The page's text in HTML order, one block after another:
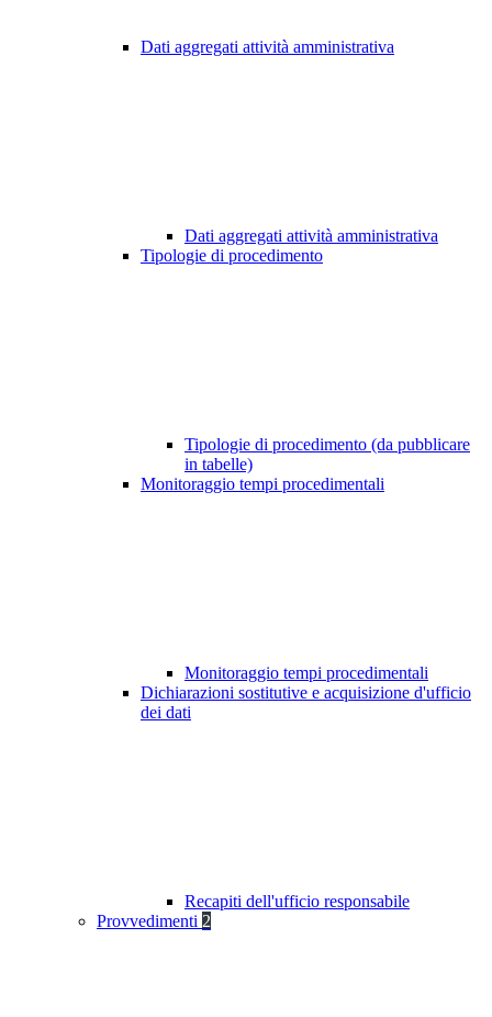
Dati aggregati attività amministrativa
Dati aggregati attività amministrativa
Tipologie di procedimento
Tipologie di procedimento (da pubblicare
in tabelle)
Monitoraggio tempi procedimentali
Monitoraggio tempi procedimentali
Dichiarazioni sostitutive e acquisizione d'ufficio
dei dati
Recapiti dell'ufficio responsabile
Provvedimenti 2